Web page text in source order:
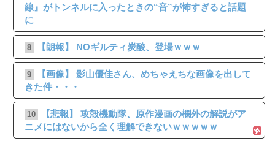
線』がトンネルに入ったときの“音”が怖すぎると話題
に
8 【朗報】 NOギルティ炭酸、登場ｗｗｗ
9
【画像】 影山優佳さん、めちゃえちな画像を出して
きた件・・・
10
【悲報】 攻殻機動隊、原作漫画の欄外の解説がア
ニメにはないから全く理解できないｗｗｗｗｗ